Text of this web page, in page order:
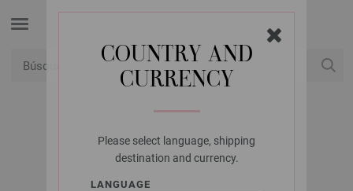
COUNTRY AND
CURRENCY
Please select language, shipping
destination and currency.
LANGUAGE
LANA GROSSA
VINTAGE CHUNKY